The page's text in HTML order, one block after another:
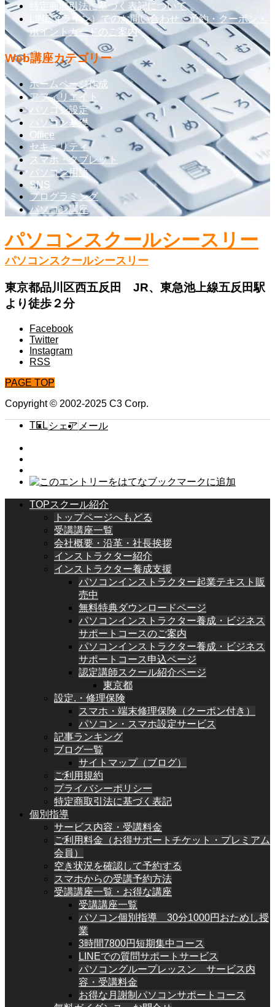
特定商取引法に基づく表記について
LINE（ライン）でのお問い合わせ・予約・クーポン・
ポイントカードのご案内
Web講座カテゴリー
ホームページ作成
アフィリエイト
パソコン設定
パソコン基礎
Office
セキュリティ
スマホ・タブレット
パソコン用語
SNS
プログラミング
パソコン講座
パソコンスクールシースリー
パソコンスクールシースリー
東京都品川区西五反田 JR、東急池上線五反田駅
より徒歩２分
Facebook
Twitter
Instagram
RSS
PAGE TOP
Copyright © 2002-2025 C3 Corp.
TEL シェア メール
TOPスクール紹介
トップページへもどる
受講講座一覧
会社概要・沿革・社長挨拶
インストラクター紹介
インストラクター養成支援
パソコンインストラクター起業テキスト販
売中
無料特典ダウンロードページ
パソコンインストラクター養成・ビジネス
サポートコースのご案内
パソコンインストラクター養成・ビジネス
サポートコース申込ページ
認定講師スクール紹介ページ
東京都
設定.・修理保険
スマホ・端末修理保険（クーポン付き）
パソコン・スマホ設定サービス
記事ランキング
ブログ一覧
サイトマップ（ブログ）
ご利用規約
プライバシーポリシー
特定商取引法に基づく表記
個別指導
サービス内容・受講料金
ご利用料金（お得サポートチケット・プレミアム
会員）
空き状況を確認して予約する
スマホからの受講予約方法
受講講座一覧・お得な講座
受講講座一覧
パソコン個別指導 30分1000円おためし授
業
3時間7800円短期集中コース
LINEでの質問サポートサービス
パソコングループレッスン サービス内
容・受講料金
お得な月謝制パソコンサポートコース